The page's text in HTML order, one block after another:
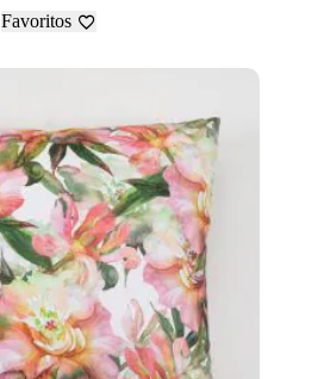
Favoritos